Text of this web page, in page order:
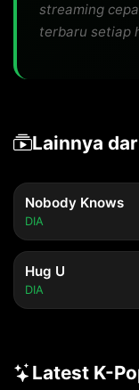
streaming
terbaru setiap
Lainnya
Nobody Knows
DIA
Hug U
DIA
Latest K-